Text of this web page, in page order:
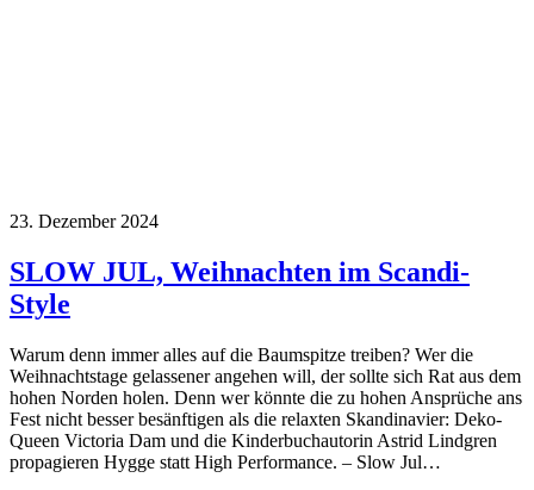
23. Dezember 2024
SLOW JUL, Weihnachten im Scandi-
Style
Warum denn immer alles auf die Baumspitze treiben? Wer die
Weihnachtstage gelassener angehen will, der sollte sich Rat aus dem
hohen Norden holen. Denn wer könnte die zu hohen Ansprüche ans
Fest nicht besser besänftigen als die relaxten Skandinavier: Deko-
Queen Victoria Dam und die Kinderbuchautorin Astrid Lindgren
propagieren Hygge statt High Performance. – Slow Jul…